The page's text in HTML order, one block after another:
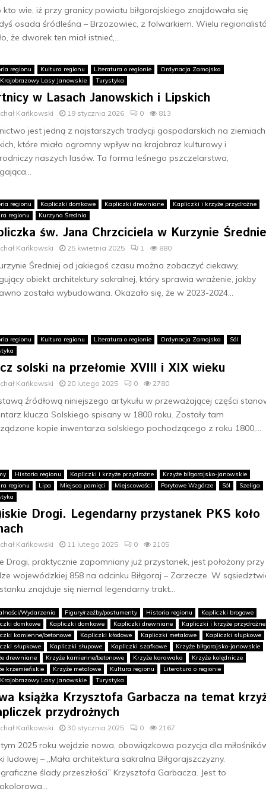
kto wie, iż przy granicy powiatu biłgorajskiego znajdowała się
osada śródleśna – Brzozowiec, z folwarkiem. Wielu
że dworek ten miał istnieć,...
regionu Kultura regionu Literatura o regionie
Ordynacja Zamojska
Lasy Janowskie
Turystyka
w Lasach Janowskich i Lipskich
Kańkowski 19 stycznia 2026 0 813
jest jedną z najstarszych tradycji gospodarskich na ziemiach
które miało ogromny wpływ na krajobraz kulturowy i
naszych lasów. Ta forma leśnego pszczelarstwa,
regionu Kapliczki domkowe Kapliczki drewniane
Kapliczki i krzyże przydrożne
regionu
Kurzyna Średnia
św. Jana Chrzciciela w Kurzynie
Kańkowski 25 kwietnia 2025 1 880
Średniej od jakiegoś czasu można zobaczyć ciekawy,
obiekt architektury sakralnej, który sprawia wrażenie, jakby
została wybudowana. Okazało się, że w 2023-2024...
regionu Kultura regionu Literatura o regionie Ordynacja Zamojska
Sól
solski na przełomie XVIII i XIX wieku
Kańkowski 20 lutego 2025 0 2780
źródłową niniejszego artykułu w przeważającej części
klucza Solskiego spisany w 1800 roku. Zostały tam
kopie inwentarza solskiego pochodzącego z roku 1800,...
Historia regionu Kapliczki i krzyże przydrożne
Krzyże biłgorajsko-janowskie
regionu
Lipa Miejsca pamięci Miejscowości Porytowe Wzgórze Sól
Szeliga
Drogi. Legendarny przystanek PKS koło
Kańkowski 11 lutego 2025 0 2105
Drogi, praktycznie zapomniany już przystanek, jest położony przy
wojewódzkiej 858 na odcinku Biłgoraj – Zarzecze. W
znajduje się niemal legendarny trakt...
Wydarzenia Figury/rzeźby/postumenty Historia regionu
Kapliczki brogowe
domkowe
Kapliczki domkowe Kapliczki drewniane
Kapliczki i krzyże przydrożne
kamienne/betonowe
Kapliczki kłodowe Kapliczki metalowe
Kapliczki słupkowe
słupkowe
Kapliczki słupowe Kapliczki szafkowe
Krzyże biłgorajsko-janowskie
drewniane
Krzyże kamienne/betonowe Krzyże karawaka
Krzyże kolędnicze
krzemieńskie
Krzyże metalowe Kultura regionu
Literatura o regionie
Lasy Janowskie
Turystyka
książka Krzysztofa Garbacza na temat
przydrożnych
Kańkowski 30 stycznia 2025 0 2167
2025 roku wejdzie nowa, obowiązkowa pozycja dla
ludowej – „Mała architektura sakralna Biłgorajszczyzny.
ślady przeszłości” Krzysztofa Garbacza. Jest to